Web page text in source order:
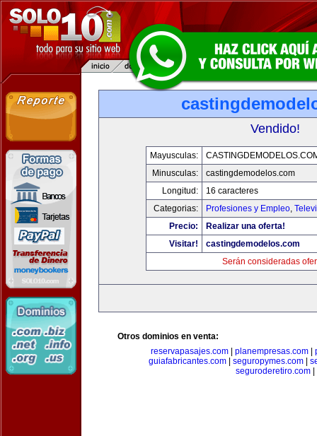
Vendido!
Mayusculas:
Minusculas:
castingdemodelos.com
Longitud:
16 caracteres
Categorias:
Profesiones y Empleo,
Precio:
Realizar una oferta!
Visitar!
castingdemodelos.com
Serán consideradas
Otros dominios en venta:
reservapasajes.com
planempresas.com
guiafabricantes.com| seguropymes.com|
seguroderetiro.com